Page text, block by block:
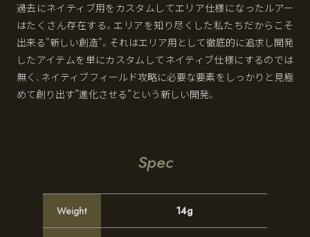
過去にネイティブ用をカスタムしてエリア仕様になったルアー
はたくさん存在する。エリアを知り尽くした私たちだからこそ
出来る"新しい創造"。それはエリア用として徹底的に追求し開発
したアイテムを単にカスタムしてネイティブ仕様にするのでは
無く、ネイティブフィールド攻略に必要な要素をしっかりと見極
めて創り出す”進化させる”という新しい開発。
Spec
Weight 14g